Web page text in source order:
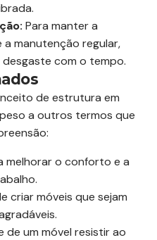
Para manter a
a manutenção regular,
com o tempo.
de estrutura em
a outros termos que
melhorar o conforto e a
criar móveis que sejam
de um móvel resistir ao